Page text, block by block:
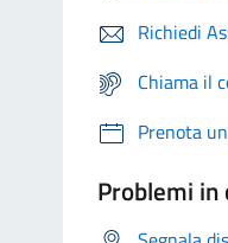
Richiedi
Chiama il
Prenota
Problemi